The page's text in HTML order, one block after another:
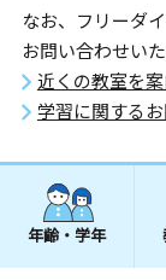
なお、フリーダ
お問い合わせいた
近くの教室を
学習に関する
年齢・学年